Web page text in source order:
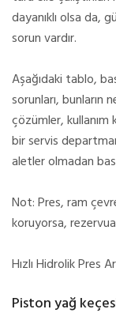
dayanıklı olsa da,
sorun vardır.
Aşağıdaki tablo,
sorunları, bunların
çözümler, kullanım
bir servis
aletler olmadan
Not: Pres, ram
koruyorsa,
Hızlı Hidrolik Pres
Piston yağ